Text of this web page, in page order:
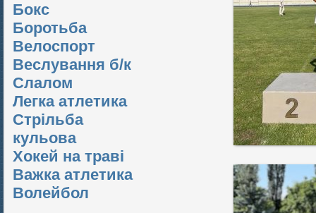
Бокс
Боротьба
Велоспорт
Веслування б/к
Cлалом
Легка атлетика
Стрільба
кульова
Хокей на траві
Важка атлетика
Волейбол